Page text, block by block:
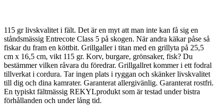
115 gr livskvalitet i fält. Det är en myt att man inte kan få sig en
ståndsmässig Entrecote Class 5 på skogen. När andra käkar påse så
fiskar du fram en köttbit. Grillgaller i titan med en grillyta på 25,5
cm x 16,5 cm, vikt 115 gr. Korv, burgare, grönsaker, fisk? Du
bestämmer vilken råvara du föredrar. Grillgallret kommer i ett fodral
tillverkat i cordura. Tar ingen plats i ryggan och skänker livskvalitet
till dig och dina kamrater. Garanterat allergivänlig. Garanterat rostfri.
En typiskt fältmässig REKYLprodukt som är testad under bistra
förhållanden och under lång tid.